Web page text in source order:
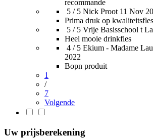
recommande
5 / 5 Nick Proot 11 Nov
Prima druk op
5 / 5 Vrije Basisschool t
Heel mooie drinkfles
4 / 5 Ekium - Madame
2022
Bopn produit
1
/
7
Volgende
Uw prijsberekening